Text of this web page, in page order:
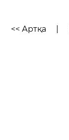
<< Артқа